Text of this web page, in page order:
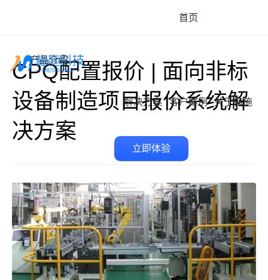
首页
产品介绍
解决方案 客户案例 关于梅施
立即体验
CPQ配置报价 | 面向非标
设备制造项目报价系统解
决方案